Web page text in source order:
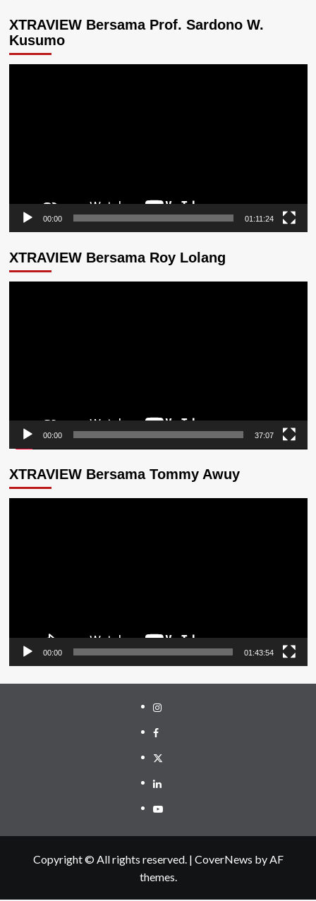
XTRAVIEW Bersama Prof. Sardono W.
Kusumo
00:00 01:11:24
XTRAVIEW Bersama Roy Lolang
00:00 37:07
XTRAVIEW Bersama Tommy Awuy
00:00 01:43:54
Instagram
Facebook
Twitter
Linkedin
Youtube
Copyright © All rights reserved. | CoverNews by AF
themes.